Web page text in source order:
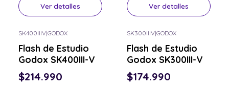
Ver detalles Ver detalles
SK400IIIV|GODOX
Flash de Estudio
Godox SK400III-V
$214.990
SK300IIIV|GODOX
Flash de Estudio
Godox SK300III-V
$174.990